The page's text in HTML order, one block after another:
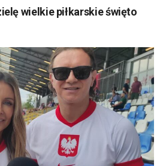
wielkie piłkarskie święto